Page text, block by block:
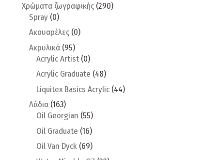
Χρώματα ζωγραφικής (290)
Spray (0)
Ακουαρέλες (0)
Ακρυλικά (95)
Acrylic Artist (0)
Acrylic Graduate (48)
Liquitex Basics Acrylic (44)
Λάδια (163)
Oil Georgian (55)
Oil Graduate (16)
Oil Van Dyck (69)